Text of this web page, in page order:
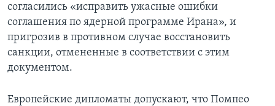
согласились «исправить ужасные ошибки
соглашения по ядерной программе Ирана», и
пригрозив в противном случае восстановить
санкции, отмененные в соответствии с этим
документом.
Европейские дипломаты допускают, что Помпео